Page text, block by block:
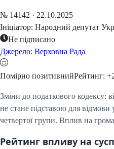
№ 14142 · 22.10.2025
Ініціатор: Народний депутат
Не підписано
Джерело: Верховна Рада
Помірно позитивнийРейтинг: +
Зміни до податкового кодексу:
не стане підставою для відмови
четвертої групи. Вплив на
Рейтинг впливу на